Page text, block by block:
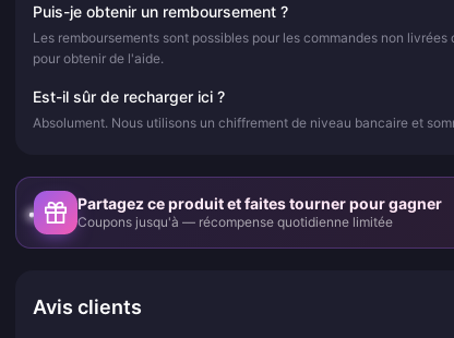
Puis-je obtenir un remboursement ?
Les remboursements sont possibles pour les commandes non
pour obtenir de l'aide.
Est-il sûr de recharger ici ?
Absolument. Nous utilisons un chiffrement de niveau bancaire et
Partagez ce produit et faites tourner pour gagner
Coupons jusqu'à — récompense quotidienne limitée
Avis clients